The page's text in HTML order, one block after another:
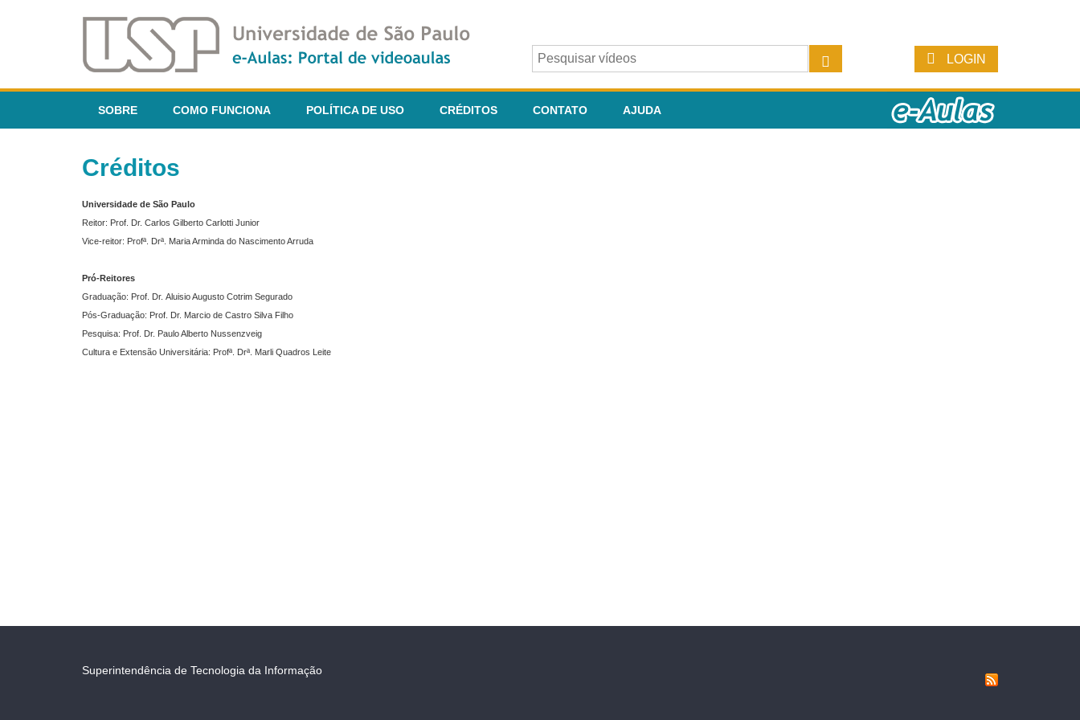
LOGIN
SOBRE COMO FUNCIONA POLÍTICA DE USO CRÉDITOS CONTATO AJUDA
Créditos
Universidade de São Paulo
Reitor: Prof. Dr. Carlos Gilberto Carlotti Junior
Vice-reitor: Profª. Drª. Maria Arminda do Nascimento Arruda
Pró-Reitores
Graduação: Prof. Dr. Aluisio Augusto Cotrim Segurado
Pós-Graduação: Prof. Dr. Marcio de Castro Silva Filho
Pesquisa: Prof. Dr. Paulo Alberto Nussenzveig
Cultura e Extensão Universitária: Profª. Drª. Marli Quadros Leite
Superintendência de Tecnologia da Informação